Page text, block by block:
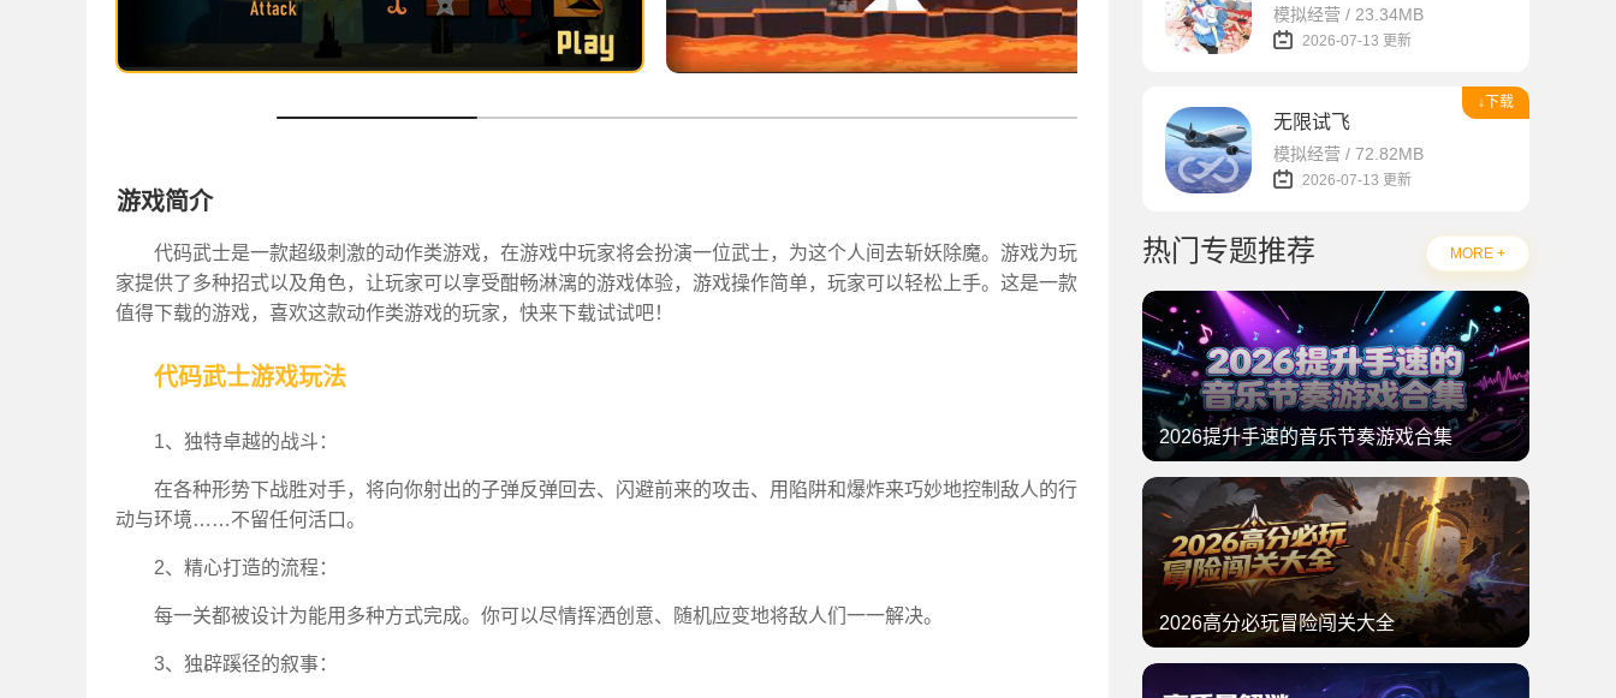
游戏简介
代码武士是一款超级刺激的动作类游戏，在游戏中玩家将会扮演一位武士，为这个人间去斩妖除魔。游戏为玩
家提供了多种招式以及角色，让玩家可以享受酣畅淋漓的游戏体验，游戏操作简单，玩家可以轻松上手。这是一款
值得下载的游戏，喜欢这款动作类游戏的玩家，快来下载试试吧！
代码武士游戏玩法
1、独特卓越的战斗：
在各种形势下战胜对手，将向你射出的子弹反弹回去、闪避前来的攻击、用陷阱和爆炸来巧妙地控制敌人的行
动与环境……不留任何活口。
2、精心打造的流程：
每一关都被设计为能用多种方式完成。你可以尽情挥洒创意、随机应变地将敌人们一一解决。
3、独辟蹊径的叙事：
模拟经营 / 23.34MB
2026-07-13 更新
↓下载
无限试飞
模拟经营 / 72.82MB
2026-07-13 更新
热门专题推荐 MORE +
2026提升手速的音乐节奏游戏合集
2026高分必玩冒险闯关大全